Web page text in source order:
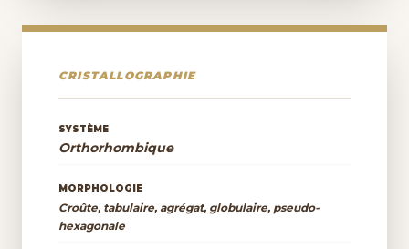
CRISTALLOGRAPHIE
SYSTÈME
Orthorhombique
MORPHOLOGIE
Croûte, tabulaire, agrégat, globulaire, pseudo-
hexagonale